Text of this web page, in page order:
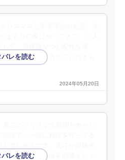
…。内緒で付き合っていたまも
2024年05月20日
かった「優先順位を間違えちゃ